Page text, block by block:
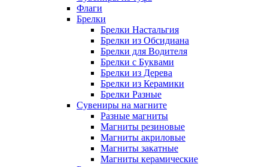
Флаги
Брелки
Брелки Настальгия
Брелки из Обсидиана
Брелки для Водителя
Брелки с Буквами
Брелки из Дерева
Брелки из Керамики
Брелки Разные
Сувениры на магните
Разные магниты
Магниты резиновые
Магниты акриловые
Магниты закатные
Магниты керамические